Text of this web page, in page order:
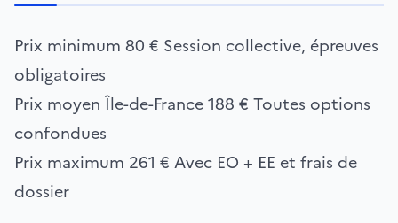
Prix minimum 80 € Session collective, épreuves
obligatoires
Prix moyen Île-de-France188 € Toutes options
confondues
Prix maximum 261 € Avec EO + EE et frais de
dossier